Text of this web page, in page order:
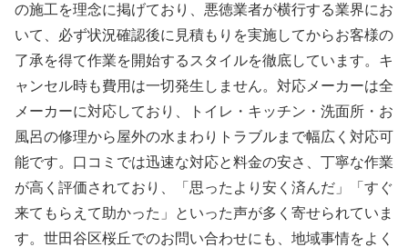
の施工を理念に掲げており、悪徳業者が横行する業界にお
いて、必ず状況確認後に見積もりを実施してからお客様の
了承を得て作業を開始するスタイルを徹底しています。キ
ャンセル時も費用は一切発生しません。対応メーカーは全
メーカーに対応しており、トイレ・キッチン・洗面所・お
風呂の修理から屋外の水まわりトラブルまで幅広く対応可
能です。口コミでは迅速な対応と料金の安さ、丁寧な作業
が高く評価されており、「思ったより安く済んだ」「すぐ
来てもらえて助かった」といった声が多く寄せられていま
す。世田谷区桜丘でのお問い合わせにも、地域事情をよく